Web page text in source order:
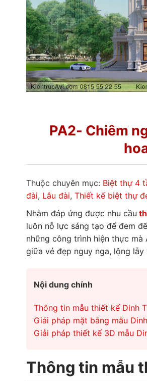
PA2- Chiêm
Thuộc chuyên mục: Biệt thự 4
đài, Lâu đài, Thiết kế biệt thự
Nhằm đáp ứng được nhu cầu
luôn nỗ lực sáng tạo để đem
những công trình hiện thực
giữa vẻ đẹp nguy nga, lộng
Nội dung chính
Thông tin mẫu thiết kế Dinh
Giải pháp mặt bằng mẫu
Giải pháp thiết kế 3D mẫu
Thông tin mẫu